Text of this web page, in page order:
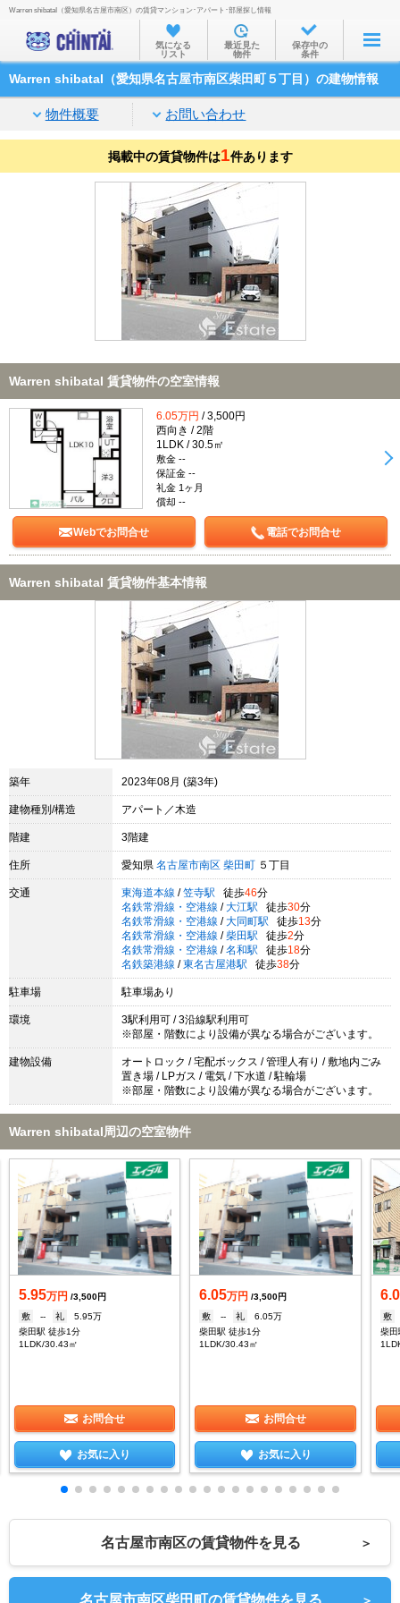
お部屋を探す
沿線・駅から
家賃相場から
通勤通学時間から
物件特集から
不動産会社から
TOP
Warren shibataI（愛知県名古屋市南区）の賃貸マンション･アパート･部屋探し情報
気になる
リスト
最近見た
物件
保存中の
条件
Warren shibataI（愛知県名古屋市南区柴田町５丁目）の建物情報
物件概要 お問い合わせ
掲載中の賃貸物件は1件あります
Warren shibataI 賃貸物件の空室情報
6.05万円 / 3,500円
西向き / 2階
1LDK / 30.5㎡
敷金 --
保証金 --
礼金 1ヶ月
償却 --
Webでお問合せ 電話でお問合せ
Warren shibataI 賃貸物件基本情報
築年 2023年08月 (築3年)
建物種別/構造 アパート／木造
階建 3階建
住所 愛知県 名古屋市南区 柴田町 ５丁目
交通 東海道本線 / 笠寺駅 徒歩46分
名鉄常滑線・空港線 / 大江駅 徒歩30分
名鉄常滑線・空港線 / 大同町駅 徒歩13分
名鉄常滑線・空港線 / 柴田駅 徒歩2分
名鉄常滑線・空港線 / 名和駅 徒歩18分
名鉄築港線 / 東名古屋港駅 徒歩38分
駐車場 駐車場あり
環境
3駅利用可 / 3沿線駅利用可
※部屋・階数により設備が異なる場合がございます。
建物設備
オートロック / 宅配ボックス / 管理人有り / 敷地内ごみ
置き場 / LPガス / 電気 / 下水道 / 駐輪場
※部屋・階数により設備が異なる場合がございます。
Warren shibataI周辺の空室物件
5.95万円 /3,500円
敷
-- 礼
5.95万
柴田駅 徒歩1分
1LDK/30.43㎡
お問合せ
お気に入り
6.05万円 /3,500円
敷
-- 礼
6.05万
柴田駅 徒歩1分
1LDK/30.43㎡
お問合せ
お気に入り
敷
柴田
名古屋市南区の賃貸物件を見る ＞
名古屋市南区柴田町の賃貸物件を見る ＞